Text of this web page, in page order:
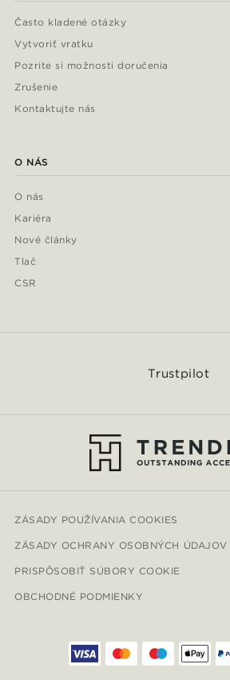
Často kladené otázky
Vytvoriť vratku
Pozrite si možnosti doručenia
Zrušenie
Kontaktujte nás
O NÁS
O nás
Kariéra
Nové články
Tlač
CSR
Trustpilot
ZÁSADY POUŽÍVANIA COOKIES
ZÁSADY OCHRANY OSOBNÝCH ÚDAJOV
PRISPÔSOBIŤ SÚBORY COOKIE
OBCHODNÉ PODMIENKY